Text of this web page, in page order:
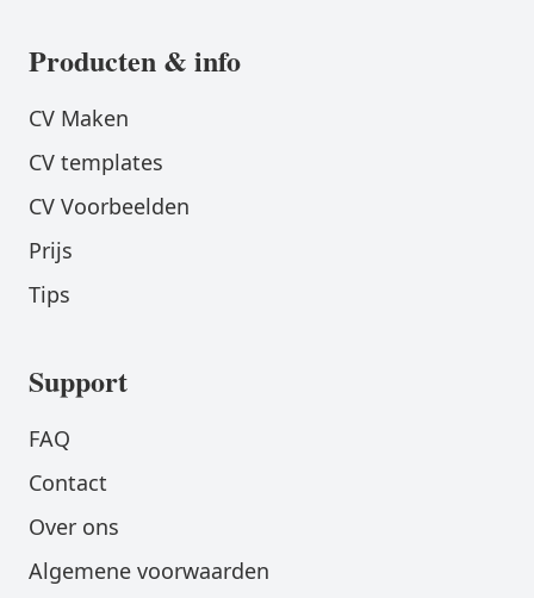
Producten & info
CV Maken
CV templates
CV Voorbeelden
Prijs
Tips
Support
FAQ
Contact
Over ons
Algemene voorwaarden